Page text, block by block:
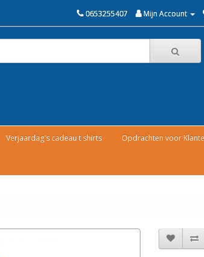
0653255407 Mijn Account
Verjaardag's cadeau t shirts Opdrachten voor